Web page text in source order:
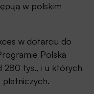
w polskim
w dotarciu do
Polska
280 tys., i u których